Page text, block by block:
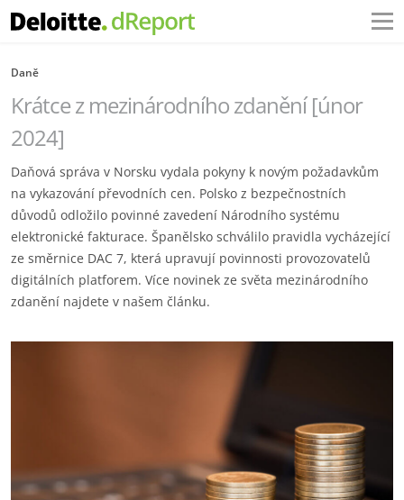
Daně
Krátce z mezinárodního zdanění [únor
2024]
Daňová správa v Norsku vydala pokyny k novým požadavkům
na vykazování převodních cen. Polsko z bezpečnostních
důvodů odložilo povinné zavedení Národního systému
elektronické fakturace. Španělsko schválilo pravidla vycházející
ze směrnice DAC 7, která upravují povinnosti provozovatelů
digitálních platforem. Více novinek ze světa mezinárodního
zdanění najdete v našem článku.